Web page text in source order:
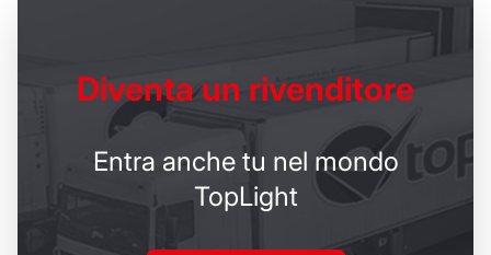
Diventa un rivenditore
Entra anche tu nel mondo
TopLight